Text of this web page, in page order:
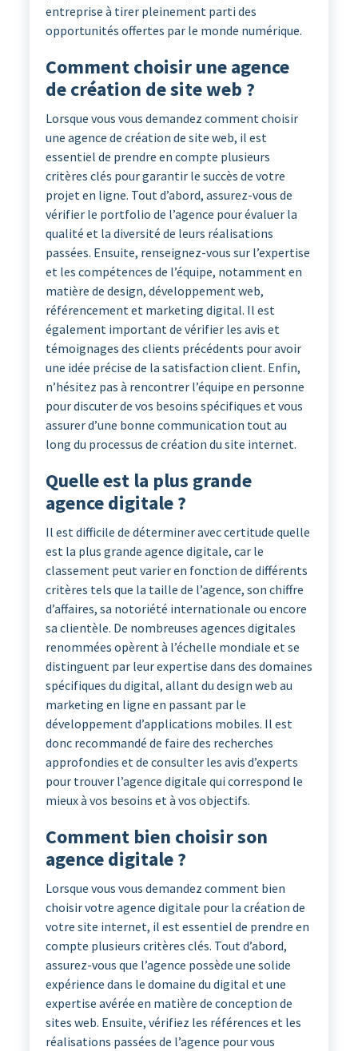
entreprise à tirer pleinement parti des
opportunités offertes par le monde numérique.
Comment choisir une agence
de création de site web ?
Lorsque vous vous demandez comment choisir
une agence de création de site web, il est
essentiel de prendre en compte plusieurs
critères clés pour garantir le succès de votre
projet en ligne. Tout d’abord, assurez-vous de
vérifier le portfolio de l’agence pour évaluer la
qualité et la diversité de leurs réalisations
passées. Ensuite, renseignez-vous sur l’expertise
et les compétences de l’équipe, notamment en
matière de design, développement web,
référencement et marketing digital. Il est
également important de vérifier les avis et
témoignages des clients précédents pour avoir
une idée précise de la satisfaction client. Enfin,
n’hésitez pas à rencontrer l’équipe en personne
pour discuter de vos besoins spécifiques et vous
assurer d’une bonne communication tout au
long du processus de création du site internet.
Quelle est la plus grande
agence digitale ?
Il est difficile de déterminer avec certitude quelle
est la plus grande agence digitale, car le
classement peut varier en fonction de différents
critères tels que la taille de l’agence, son chiffre
d’affaires, sa notoriété internationale ou encore
sa clientèle. De nombreuses agences digitales
renommées opèrent à l’échelle mondiale et se
distinguent par leur expertise dans des domaines
spécifiques du digital, allant du design web au
marketing en ligne en passant par le
développement d’applications mobiles. Il est
donc recommandé de faire des recherches
approfondies et de consulter les avis d’experts
pour trouver l’agence digitale qui correspond le
mieux à vos besoins et à vos objectifs.
Comment bien choisir son
agence digitale ?
Lorsque vous vous demandez comment bien
choisir votre agence digitale pour la création de
votre site internet, il est essentiel de prendre en
compte plusieurs critères clés. Tout d’abord,
assurez-vous que l’agence possède une solide
expérience dans le domaine du digital et une
expertise avérée en matière de conception de
sites web. Ensuite, vérifiez les références et les
réalisations passées de l’agence pour vous